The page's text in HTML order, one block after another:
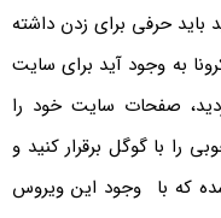
باید حرفی برای زدن داشته
به وجود آید برای سایت
صفحات سایت خود را
را با گوگل برقرار کنید و
که با وجود این ویروس